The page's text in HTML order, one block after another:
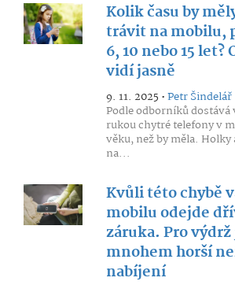
Kolik času by
trávit na mobilu,
6, 10 nebo 15
vidí jasně
9. 11. 2025 •Petr Šindelář
Podle odborníků dostává
rukou chytré telefony v
věku, než by měla.
na...
Kvůli této chybě
mobilu odejde
záruka. Pro
mnohem horší
nabíjení